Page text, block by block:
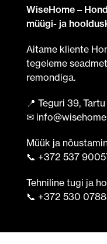
WiseHome –
müügi- ja
Aitame kliente
tegeleme
remondiga.
📍 Teguri 39, Tartu
✉
Müük ja
📞 +372 537
Tehniline tugi ja
📞 +372 530